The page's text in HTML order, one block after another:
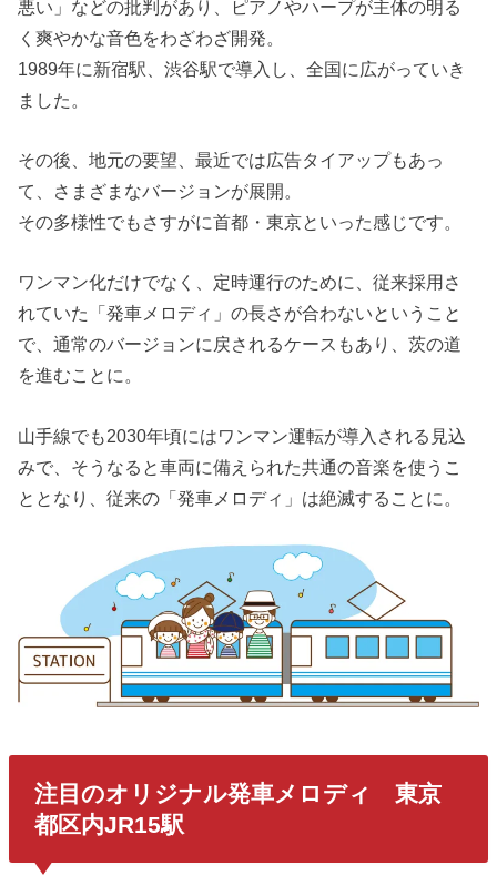
悪い」などの批判があり、ピアノやハープが主体の明る
く爽やかな音色をわざわざ開発。
1989年に新宿駅、渋谷駅で導入し、全国に広がっていき
ました。
その後、地元の要望、最近では広告タイアップもあっ
て、さまざまなバージョンが展開。
その多様性でもさすがに首都・東京といった感じです。
ワンマン化だけでなく、定時運行のために、従来採用さ
れていた「発車メロディ」の長さが合わないということ
で、通常のバージョンに戻されるケースもあり、茨の道
を進むことに。
山手線でも2030年頃にはワンマン運転が導入される見込
みで、そうなると車両に備えられた共通の音楽を使うこ
ととなり、従来の「発車メロディ」は絶滅することに。
注目のオリジナル発車メロディ 東京
都区内JR15駅